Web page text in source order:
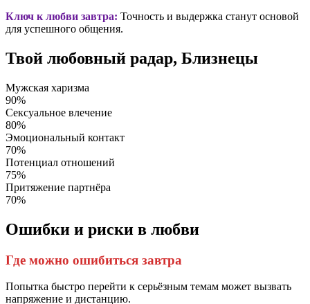
Ключ к любви завтра: Точность и выдержка станут основой
для успешного общения.
Твой любовный радар, Близнецы
Мужская харизма
90%
Сексуальное влечение
80%
Эмоциональный контакт
70%
Потенциал отношений
75%
Притяжение партнёра
70%
Ошибки и риски в любви
Где можно ошибиться завтра
Попытка быстро перейти к серьёзным темам может вызвать
напряжение и дистанцию.